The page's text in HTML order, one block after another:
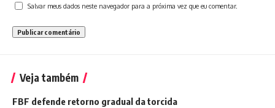
Salvar meus dados neste navegador para a próxima vez que eu comentar.
Veja também
FBF defende retorno gradual da torcida